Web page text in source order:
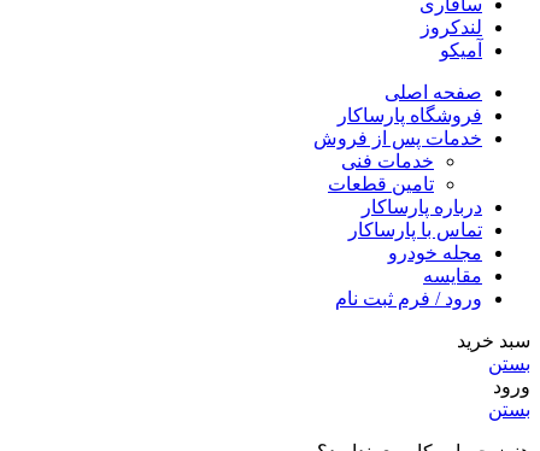
لندکروز
آمیکو
صفحه اصلی
فروشگاه پارساکار
خدمات پس از فروش
خدمات فنی
تامین قطعات
درباره پارساکار
تماس با پارساکار
مجله خودرو
مقایسه
ورود / فرم ثبت نام
سبد خرید
بستن
ورود
بستن